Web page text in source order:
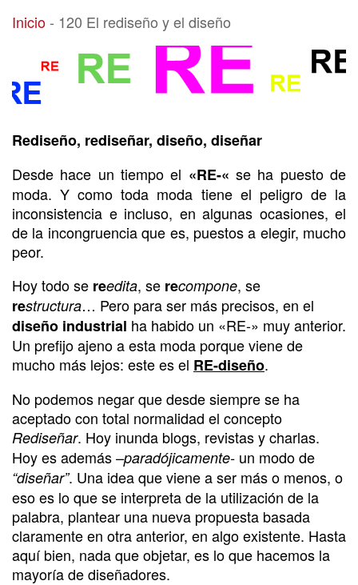
120 El rediseño y el diseño
Inicio- 120 El rediseño y el diseño
Rediseño, rediseñar, diseño, diseñar
Desde hace un tiempo el «RE-« se ha puesto de
moda. Y como toda moda tiene el peligro de la
inconsistencia e incluso, en algunas ocasiones, el
de la incongruencia que es, puestos a elegir, mucho
peor.
Hoy todo se reedita, se recompone, se
restructura… Pero para ser más precisos, en el
diseño industrial ha habido un «RE-» muy anterior.
Un prefijo ajeno a esta moda porque viene de
mucho más lejos: este es el RE-diseño.
No podemos negar que desde siempre se ha
aceptado con total normalidad el concepto
Rediseñar. Hoy inunda blogs, revistas y charlas.
Hoy es además –paradójicamente- un modo de
“diseñar”. Una idea que viene a ser más o menos, o
eso es lo que se interpreta de la utilización de la
palabra, plantear una nueva propuesta basada
claramente en otra anterior, en algo existente. Hasta
aquí bien, nada que objetar, es lo que hacemos la
mayoría de diseñadores.